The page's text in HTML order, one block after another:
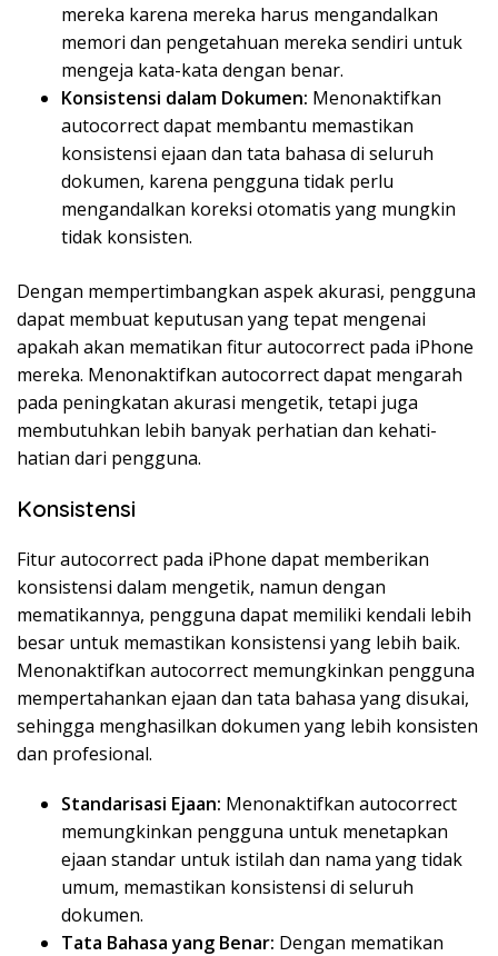
mereka karena mereka harus mengandalkan
memori dan pengetahuan mereka sendiri untuk
mengeja kata-kata dengan benar.
Konsistensi dalam Dokumen: Menonaktifkan
autocorrect dapat membantu memastikan
konsistensi ejaan dan tata bahasa di seluruh
dokumen, karena pengguna tidak perlu
mengandalkan koreksi otomatis yang mungkin
tidak konsisten.
Dengan mempertimbangkan aspek akurasi, pengguna
dapat membuat keputusan yang tepat mengenai
apakah akan mematikan fitur autocorrect pada iPhone
mereka. Menonaktifkan autocorrect dapat mengarah
pada peningkatan akurasi mengetik, tetapi juga
membutuhkan lebih banyak perhatian dan kehati-
hatian dari pengguna.
Konsistensi
Fitur autocorrect pada iPhone dapat memberikan
konsistensi dalam mengetik, namun dengan
mematikannya, pengguna dapat memiliki kendali lebih
besar untuk memastikan konsistensi yang lebih baik.
Menonaktifkan autocorrect memungkinkan pengguna
mempertahankan ejaan dan tata bahasa yang disukai,
sehingga menghasilkan dokumen yang lebih konsisten
dan profesional.
Standarisasi Ejaan: Menonaktifkan autocorrect
memungkinkan pengguna untuk menetapkan
ejaan standar untuk istilah dan nama yang tidak
umum, memastikan konsistensi di seluruh
dokumen.
Tata Bahasa yang Benar: Dengan mematikan